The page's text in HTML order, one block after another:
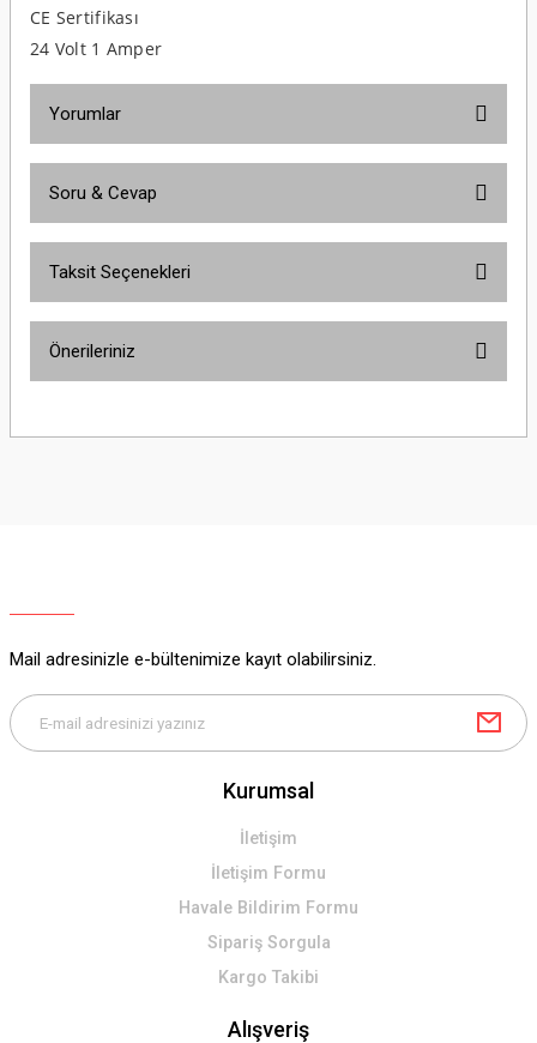
CE Sertifikası
24 Volt 1 Amper
Yorumlar
Soru & Cevap
Taksit Seçenekleri
Önerileriniz
yetersiz gördüğünüz noktaları öneri formunu kullanarak tarafımıza
Bu ürüne benzer farklı alternatifler olmalı.
Gönder
Mail adresinizle e-bültenimize kayıt olabilirsiniz.
Kurumsal
İletişim
İletişim Formu
Havale Bildirim Formu
Sipariş Sorgula
Kargo Takibi
Alışveriş